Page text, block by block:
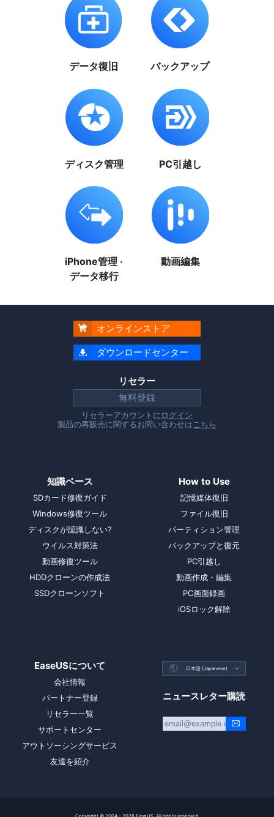
データ復旧 バックアップ
ディスク管理 PC引越し
iPhone管理 ·
データ移行
動画編集
 オンラインストア
 ダウンロードセンター
リセラー
無料登録
リセラーアカウントに ログイン
製品の再販売に関するお問い合わせは こちら
知識ベース
SDカード修復ガイド
Windows修復ツール
ディスクが認識しない?
ウイルス対策法
動画修復ツール
HDDクローンの作成法
SSDクローンソフト
How to Use
記憶媒体復旧
ファイル復旧
パーティション管理
バックアップと復元
PC引越し
動画作成・編集
PC画面録画
iOSロック解除
EaseUSについて
会社情報
パートナー登録
リセラー一覧
サポートセンター
アウトソーシングサービス
友達を紹介
 日本語 (Japanese) 
ニュースレター購読
Copyright © 2004 - 2026EaseUS. All rights reserved.